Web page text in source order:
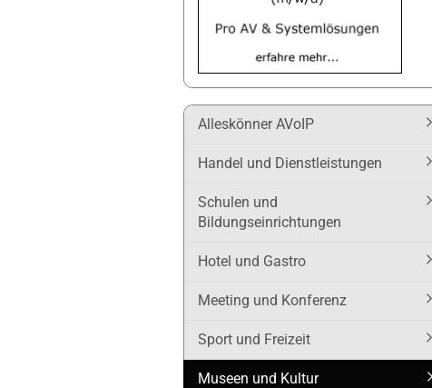
Alleskönner AVoIP
Handel und Dienstleistungen
Schulen und
Bildungseinrichtungen
Hotel und Gastro
Meeting und Konferenz
Sport und Freizeit
Museen und Kultur